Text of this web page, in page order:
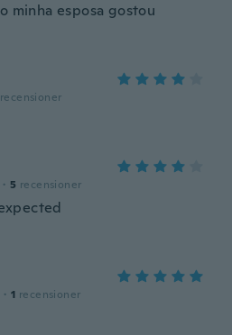
minha esposa gostou
recensioner
· 5 recensioner
· 1 recensioner